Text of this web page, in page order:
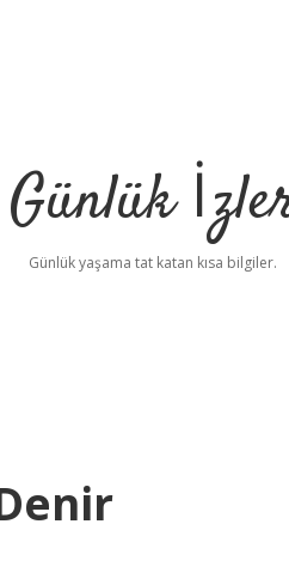
Günlük
Günlük yaşama tat katan kısa bilgiler.